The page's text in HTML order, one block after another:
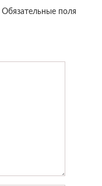
Обязательные поля